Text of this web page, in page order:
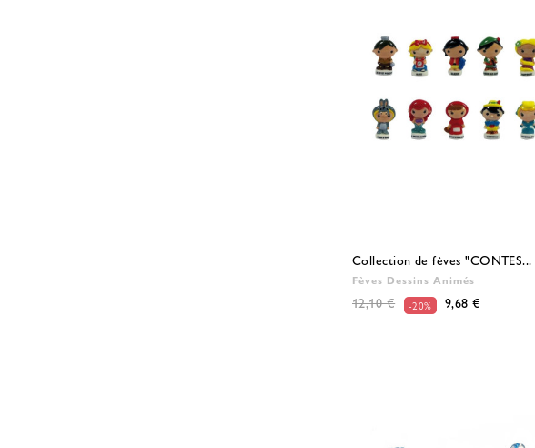
Collection de fèves "CONTES...
Fèves Dessins Animés
12,10 € -20% 9,68 €